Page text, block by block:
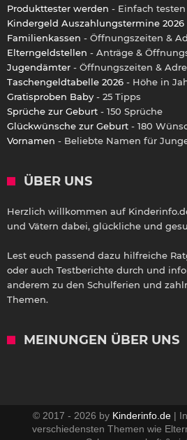
Produkttester werden - Einfach
Kindergeld Auszahlungstermine 2026
Familienkassen - Öffnungszeiten &
Elterngeldstellen - Anträge &
Jugendämter - Öffnungszeiten &
Taschengeldtabelle 2026 - Höhe in
Gratisproben Baby - 25 Tipps
Sprüche zur Geburt - 150 Sprüche
Glückwünsche zur Geburt - 180
Vornamen - Beliebte Namen für
ÜBER UNS
Herzlich willkommen auf
und Vätern dabei, glückliche und
Lest euch passend dazu hilfreiche
oder auch Testberichte durch und
anderem zu den Schulferien und
Themen.
MEINUNGEN ÜBER UNS
© 2017 - 2026 by Kinderinfo.de |
verschiedensten Themen wie